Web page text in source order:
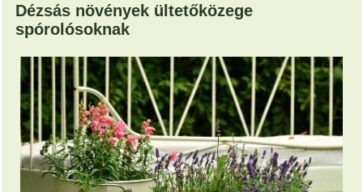
Dézsás növények ültetőközege
spórolósoknak